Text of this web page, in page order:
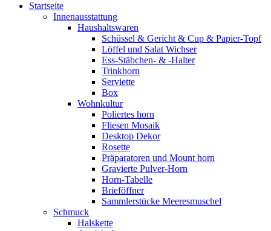
Startseite
Innenausstattung
Haushaltswaren
Schüssel & Gericht & Cup & Papier-Topf
Löffel und Salat Wichser
Ess-Stäbchen- & -Halter
Trinkhorn
Serviette
Box
Wohnkultur
Poliertes horn
Fliesen Mosaik
Desktop Dekor
Rosette
Präparatoren und Mount horn
Gravierte Pulver-Horn
Horn-Tabelle
Brieföffner
Sammlerstücke Meeresmuschel
Schmuck
Halskette